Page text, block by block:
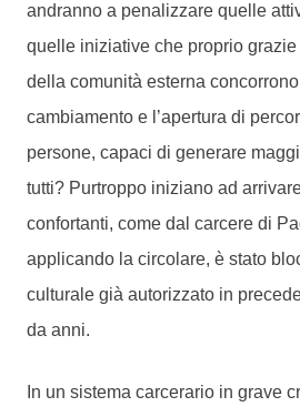
andranno a penalizzare quelle
quelle iniziative che proprio
della comunità esterna
cambiamento e l’apertura di
persone, capaci di generare
tutti? Purtroppo iniziano ad
confortanti, come dal carcere di
applicando la circolare, è stato
culturale già autorizzato in
da anni.
In un sistema carcerario in grave